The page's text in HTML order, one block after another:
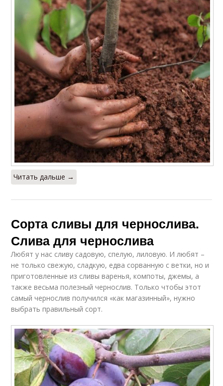
Читать дальше →
Сорта сливы для чернослива.
Слива для чернослива
Любят у нас сливу садовую, спелую, лиловую. И любят –
не только свежую, сладкую, едва сорванную с ветки, но и
приготовленные из сливы варенья, компоты, джемы, а
также весьма полезный чернослив. Только чтобы этот
самый чернослив получился «как магазинный», нужно
выбрать правильный сорт.